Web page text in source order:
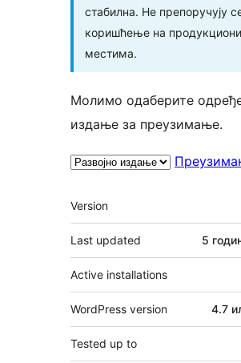
стабилна. Не препоручују
коришћење на
местима.
Молимо одаберите
издање за преузимање.
Мета
Version
Last updated 5
Active installations
WordPress version 4.7
Tested up to